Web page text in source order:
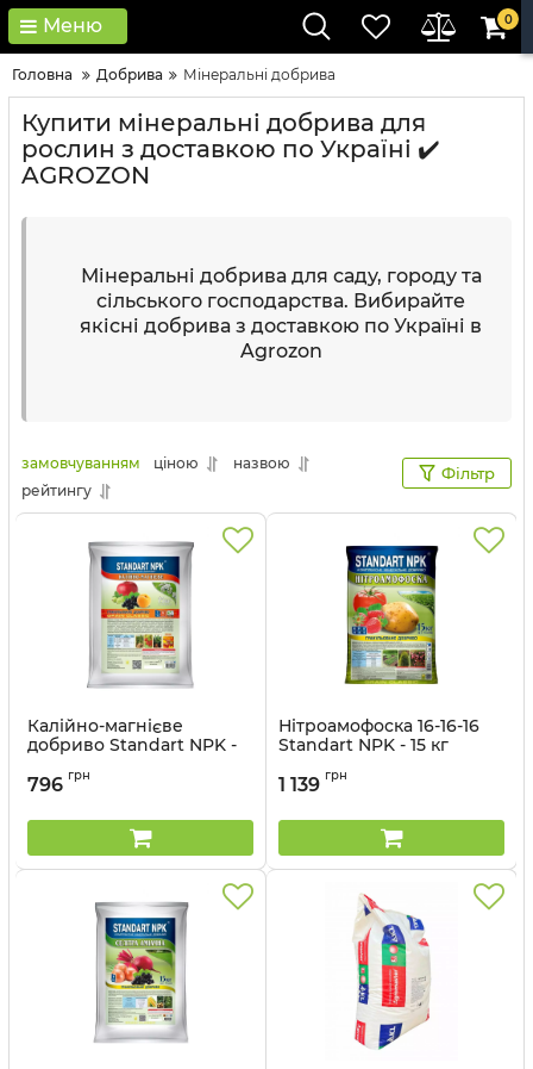
Меню 0
Головна Добрива Мінеральні добрива
Купити мінеральні добрива для
рослин з доставкою по Україні ✔️
AGROZON
Мінеральні добрива для саду, городу та
сільського господарства. Вибирайте
якісні добрива з доставкою по Україні в
Agrozon
замовчуванням ціною
назвою
рейтингу
Фільтр
Калійно-магнієве
добриво Standart NPK -
796 грн
Нітроамофоска 16-16-16
Standart NPK - 15 кг
1 139 грн